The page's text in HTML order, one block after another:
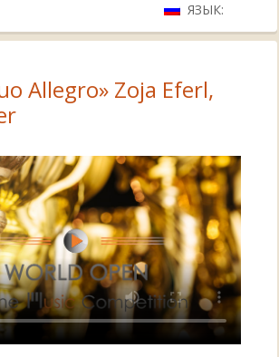
ЯЗЫК:
Allegro» Zoja Eferl,